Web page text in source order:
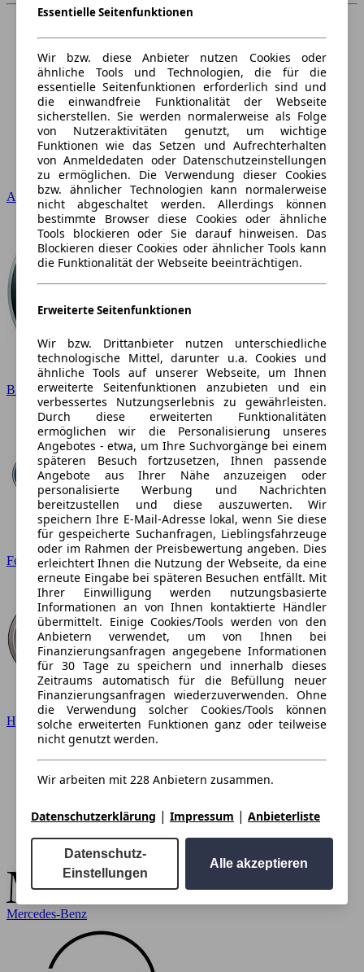
Audi
BMW
Ford
Hyundai
Mercedes-Benz
Essentielle Seitenfunktionen
Wir bzw. diese Anbieter nutzen Cookies oder
ähnliche Tools und Technologien, die für die
essentielle Seitenfunktionen erforderlich sind und
die einwandfreie Funktionalität der Webseite
sicherstellen. Sie werden normalerweise als Folge
von Nutzeraktivitäten genutzt, um wichtige
Funktionen wie das Setzen und Aufrechterhalten
von Anmeldedaten oder Datenschutzeinstellungen
zu ermöglichen. Die Verwendung dieser Cookies
bzw. ähnlicher Technologien kann normalerweise
nicht abgeschaltet werden. Allerdings können
bestimmte Browser diese Cookies oder ähnliche
Tools blockieren oder Sie darauf hinweisen. Das
Blockieren dieser Cookies oder ähnlicher Tools kann
die Funktionalität der Webseite beeinträchtigen.
Erweiterte Seitenfunktionen
Wir bzw. Drittanbieter nutzen unterschiedliche
technologische Mittel, darunter u.a. Cookies und
ähnliche Tools auf unserer Webseite, um Ihnen
erweiterte Seitenfunktionen anzubieten und ein
verbessertes Nutzungserlebnis zu gewährleisten.
Durch diese erweiterten Funktionalitäten
ermöglichen wir die Personalisierung unseres
Angebotes - etwa, um Ihre Suchvorgänge bei einem
späteren Besuch fortzusetzen, Ihnen passende
Angebote aus Ihrer Nähe anzuzeigen oder
personalisierte Werbung und Nachrichten
bereitzustellen und diese auszuwerten. Wir
speichern Ihre E-Mail-Adresse lokal, wenn Sie diese
für gespeicherte Suchanfragen, Lieblingsfahrzeuge
oder im Rahmen der Preisbewertung angeben. Dies
erleichtert Ihnen die Nutzung der Webseite, da eine
erneute Eingabe bei späteren Besuchen entfällt. Mit
Ihrer Einwilligung werden nutzungsbasierte
Informationen an von Ihnen kontaktierte Händler
übermittelt. Einige Cookies/Tools werden von den
Anbietern verwendet, um von Ihnen bei
Finanzierungsanfragen angegebene Informationen
für 30 Tage zu speichern und innerhalb dieses
Zeitraums automatisch für die Befüllung neuer
Finanzierungsanfragen wiederzuverwenden. Ohne
die Verwendung solcher Cookies/Tools können
solche erweiterten Funktionen ganz oder teilweise
nicht genutzt werden.
Wir arbeiten mit 228 Anbietern zusammen.
Datenschutzerklärung | Impressum | Anbieterliste
Datenschutz-
Einstellungen
Alle akzeptieren